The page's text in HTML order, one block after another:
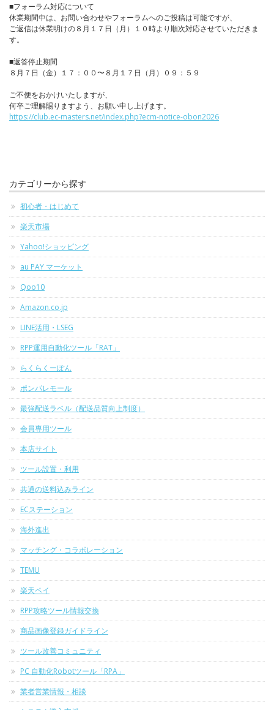
■フォーラム対応について
休業期間中は、お問い合わせやフォーラムへのご投稿は可能ですが、
ご返信は休業明けの８月１７日（月）１０時より順次対応させていただきま
す。
■返答停止期間
８月７日（金）１７：００〜８月１７日（月）０９：５９
ご不便をおかけいたしますが、
何卒ご理解賜りますよう、お願い申し上げます。
https://club.ec-masters.net/index.php?ecm-notice-obon2026
カテゴリーから探す
初心者・はじめて
楽天市場
Yahoo!ショッピング
au PAY マーケット
Qoo10
Amazon.co.jp
LINE活用・LSEG
RPP運用自動化ツール「RAT」
らくらくーぽん
ポンパレモール
最強配送ラベル（配送品質向上制度）
会員専用ツール
本店サイト
ツール設置・利用
共通の送料込みライン
ECステーション
海外進出
マッチング・コラボレーション
TEMU
楽天ペイ
RPP攻略ツール情報交換
商品画像登録ガイドライン
ツール改善コミュニティ
PC 自動化Robotツール「RPA」
業者営業情報・相談